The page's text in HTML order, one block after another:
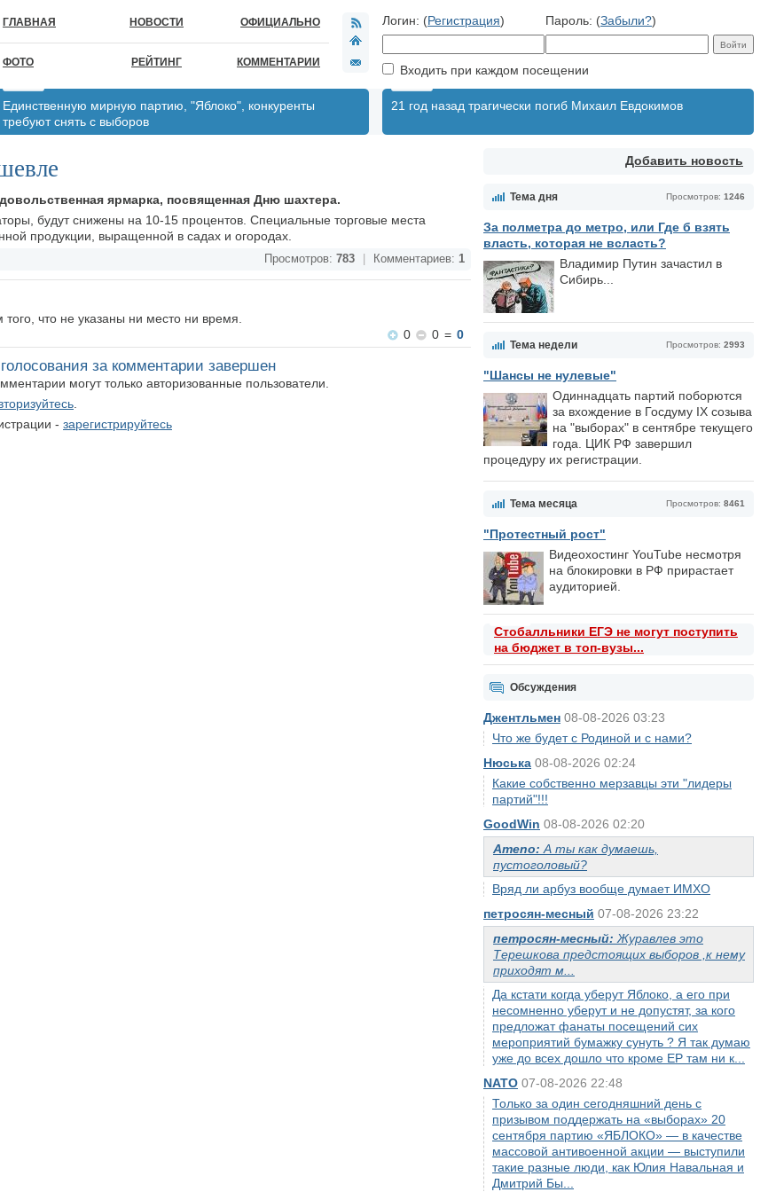
ГЛАВНАЯ НОВОСТИ ОФИЦИАЛЬНО
ФОТО РЕЙТИНГ КОММЕНТАРИИ
Логин: (Регистрация) Пароль: (Забыли?)
Входить при каждом посещении
Единственную мирную партию, "Яблоко", конкуренты
требуют снять с выборов
21 год назад трагически погиб Михаил Евдокимов
Добавить новость
Просмотров: 1246
Тема дня
За полметра до метро, или Где б взять
власть, которая не всласть?
Владимир Путин зачастил в
Сибирь...
Просмотров: 2993
Тема недели
"Шансы не нулевые"
Одиннадцать партий поборются
за вхождение в Госдуму IX созыва
на "выборах" в сентябре текущего
года. ЦИК РФ завершил
процедуру их регистрации.
Просмотров: 8461
Тема месяца
"Протестный рост"
Видеохостинг YouTube несмотря
на блокировки в РФ прирастает
аудиторией.
Стобалльники ЕГЭ не могут поступить
на бюджет в топ-вузы...
Обсуждения
Джентльмен 08-08-2026 03:23
Что же будет с Родиной и с нами?
Нюська 08-08-2026 02:24
Какие собственно мерзавцы эти "лидеры
партий"!!!
GoodWin 08-08-2026 02:20
Ameno: А ты как думаешь,
пустоголовый?
Вряд ли арбуз вообще думает ИМХО
петросян-месный 07-08-2026 23:22
петросян-месный: Журавлев это
Терешкова предстоящих выборов ,к нему
приходят м...
Да кстати когда уберут Яблоко, а его при
несомненно уберут и не допустят, за кого
предложат фанаты посещений сих
мероприятий бумажку сунуть ? Я так думаю
уже до всех дошло что кроме ЕР там ни к...
NATO 07-08-2026 22:48
Только за один сегодняшний день с
призывом поддержать на «выборах» 20
сентября партию «ЯБЛОКО» — в качестве
массовой антивоенной акции — выступили
такие разные люди, как Юлия Навальная и
Дмитрий Бы...
ярмарка, посвященная Дню шахтера.
будут снижены на 10-15 процентов. Специальные торговые места
продукции, выращенной в садах и огородах.
Просмотров: 783 Комментариев: 1
что не указаны ни место ни время.
0
0 = 0
за комментарии завершен
могут только авторизованные пользователи.
- зарегистрируйтесь